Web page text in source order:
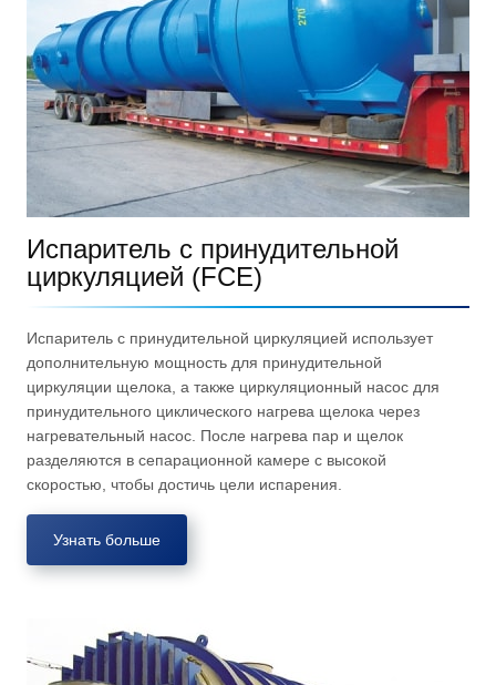
Испаритель с принудительной
циркуляцией (FCE)
Испаритель с принудительной циркуляцией использует
дополнительную мощность для принудительной
циркуляции щелока, а также циркуляционный насос для
принудительного циклического нагрева щелока через
нагревательный насос. После нагрева пар и щелок
разделяются в сепарационной камере с высокой
скоростью, чтобы достичь цели испарения.
Узнать больше